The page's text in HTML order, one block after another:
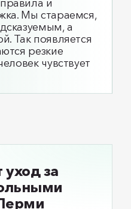
и
Мы стараемся,
а
Так появляется
резкие
чувствует
уход за